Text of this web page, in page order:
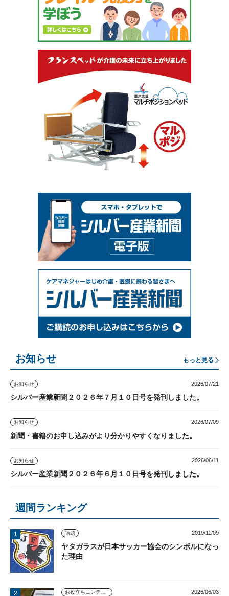
お知らせ もっと見る
お知らせ 2026/07/21
シルバー産業新聞２０２６年７月１０日号を発刊しました。
お知らせ 2026/07/09
新聞・書籍のお申し込みがより分かりやすくなりました。
お知らせ 2026/06/11
シルバー産業新聞２０２６年６月１０日号を発刊しました。
週間ランキング
話題 2019/11/09
ヤタガラスが日本サッカー協会のシンボルになっ
た理由
お役立ちコンテンツ 2026/06/03